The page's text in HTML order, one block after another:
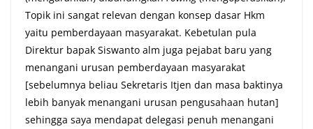
Topik ini sangat relevan dengan konsep dasar Hkm
yaitu pemberdayaan masyarakat. Kebetulan pula
Direktur bapak Siswanto alm juga pejabat baru yang
menangani urusan pemberdayaan masyarakat
[sebelumnya beliau Sekretaris Itjen dan masa baktinya
lebih banyak menangani urusan pengusahaan hutan]
sehingga saya mendapat delegasi penuh menangani